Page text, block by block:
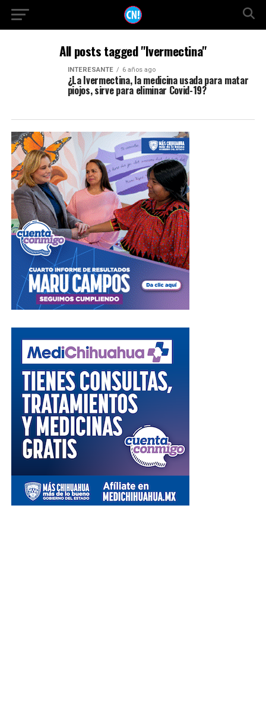
All posts tagged "Ivermectina"
INTERESANTE 6 años ago
¿La Ivermectina, la medicina usada para matar
piojos, sirve para eliminar Covid-19?